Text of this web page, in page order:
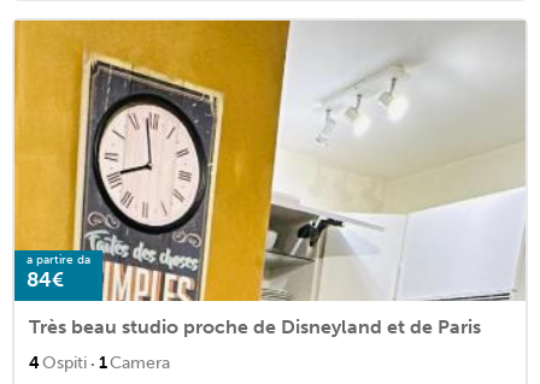
a partire da
84€
Très beau studio proche de Disneyland et de Paris
4Ospiti · 1Camera